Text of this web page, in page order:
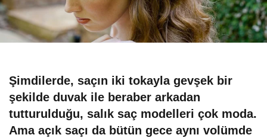
Şimdilerde, saçın iki tokayla gevşek bir
şekilde duvak ile beraber arkadan
tutturulduğu, salık saç modelleri çok moda.
Ama açık saçı da bütün gece aynı volümde